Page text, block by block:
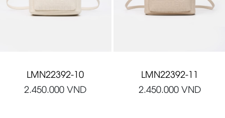
LMN22392-10
2.450.000 VND
LMN22392-11
2.450.000 VND